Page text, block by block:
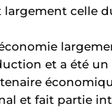
largement celle
et a été un
et fait partie